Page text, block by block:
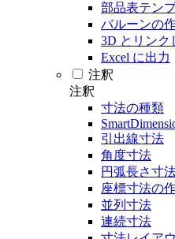
部品表テン
バルーンの
3D とリンク
Excel に出力
注釈
注釈
寸法の種類
引出線寸法
角度寸法
円弧長さ寸
座標寸法の
並列寸法
連続寸法